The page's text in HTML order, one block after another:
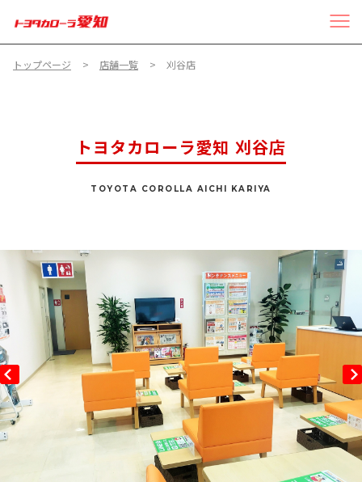
トップページ 店舗一覧 刈谷店
トヨタカローラ愛知 刈谷店
TOYOTA COROLLA AICHI KARIYA